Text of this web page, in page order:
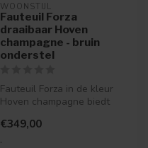
WOONSTIJL
Fauteuil Forza
draaibaar Hoven
champagne - bruin
onderstel
Fauteuil Forza in de kleur
Hoven champagne biedt
moderne ui...
€349,00
.